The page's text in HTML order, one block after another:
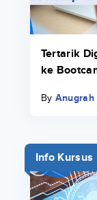
Tertarik
ke
By Anugrah
Info Kursus